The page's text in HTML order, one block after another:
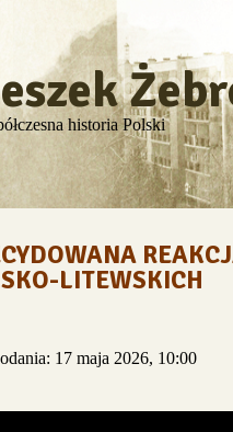
historia Polski
LITEWSKICH
17 maja 2026, 10:00